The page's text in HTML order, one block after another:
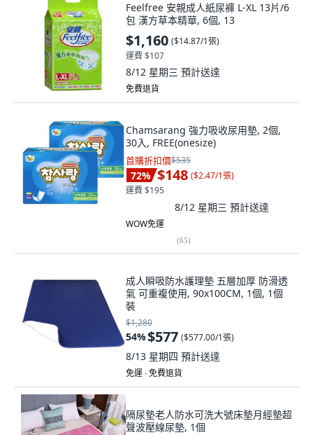
Feelfree 安親成人紙尿褲 L-XL 13片/6
包 漢方草本精華, 6個, 13
$1,160 ($14.87/1張)
運費 $107
8/12 星期三 預計送達
免費退貨
Chamsarang 強力吸收尿用墊, 2個,
30入, FREE(onesize)
首購折扣價$535
72% $148 ($2.47/1張)
運費 $195
8/12 星期三 預計送達
WOW免運
(65)
成人瞬吸防水護理墊 五層加厚 防滑透
氣 可重複使用, 90x100CM, 1個, 1個
裝
$1,280
54%$577 ($577.00/1張)
8/13 星期四 預計送達
免運 ∙ 免費退貨
隔尿墊老人防水可洗大號床墊月經墊超
聲波壓線尿墊, 1個